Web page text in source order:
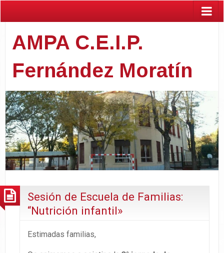
AMPA C.E.I.P.
Fernández Moratín
Sesión de Escuela de Familias:
“Nutrición infantil»
Estimadas familias,